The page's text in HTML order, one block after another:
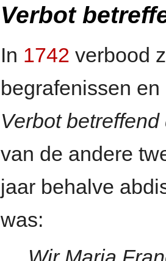
Verbot
In 1742 verbood
begrafenissen
Verbot
van de andere
jaar behalve
was: